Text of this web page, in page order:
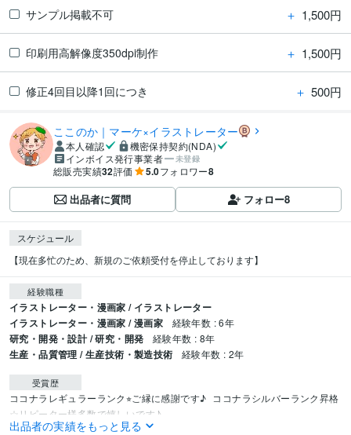
サンプル掲載不可 ＋ 1,500円
印刷用高解像度350dpi制作 ＋ 1,500円
修正4回目以降1回につき ＋ 500円
ここのか｜マーケ×イラストレーター
本人確認
機密保持契約(NDA)
インボイス発行事業者
未登録
総販売実績32評価 5.0フォロワー8
出品者に質問 フォロー8
スケジュール
【現在多忙のため、新規のご依頼受付を停止しております】
経験職種
イラストレーター・漫画家 / イラストレーター
イラストレーター・漫画家 / 漫画家
経験年数 : 6年
研究・開発・設計 / 研究・開発 経験年数 : 8年
生産・品質管理 / 生産技術・製造技術 経験年数 : 2年
受賞歴
ココナラレギュラーランク⭐︎ご縁に感謝です♪ ココナラシルバーランク昇格
☆リピーター様多数で嬉しいです♪
出品者の実績をもっと見る